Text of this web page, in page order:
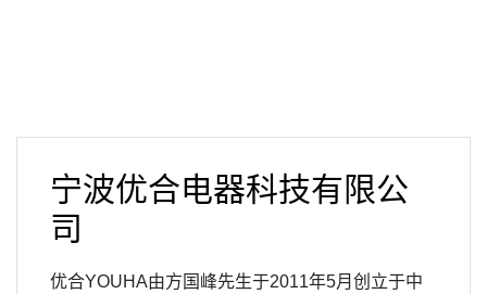
宁波优合电器科技有限公
司
优合YOUHA由方国峰先生于2011年5月创立于中